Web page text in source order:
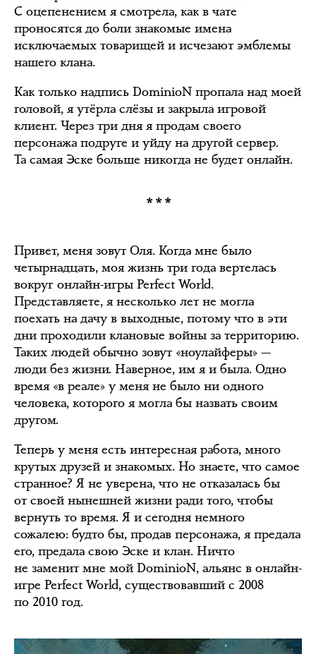
С оцепенением я смотрела, как в чате
проносятся до боли знакомые имена
исключаемых товарищей и исчезают эмблемы
нашего клана.
Как только надпись DominioN пропала над моей
головой, я утёрла слёзы и закрыла игровой
клиент. Через три дня я продам своего
персонажа подруге и уйду на другой сервер.
Та самая Эске больше никогда не будет онлайн.
***
Привет, меня зовут Оля. Когда мне было
четырнадцать, моя жизнь три года вертелась
вокруг онлайн-игры Perfect World.
Представляете, я несколько лет не могла
поехать на дачу в выходные, потому что в эти
дни проходили клановые войны за территорию.
Таких людей обычно зовут «ноулайферы» —
люди без жизни. Наверное, им я и была. Одно
время «в реале» у меня не было ни одного
человека, которого я могла бы назвать своим
другом.
Теперь у меня есть интересная работа, много
крутых друзей и знакомых. Но знаете, что самое
странное? Я не уверена, что не отказалась бы
от своей нынешней жизни ради того, чтобы
вернуть то время. Я и сегодня немного
сожалею: будто бы, продав персонажа, я предала
его, предала свою Эске и клан. Ничто
не заменит мне мой DominioN, альянс в онлайн-
игре Perfect World, существовавший с 2008
по 2010 год.